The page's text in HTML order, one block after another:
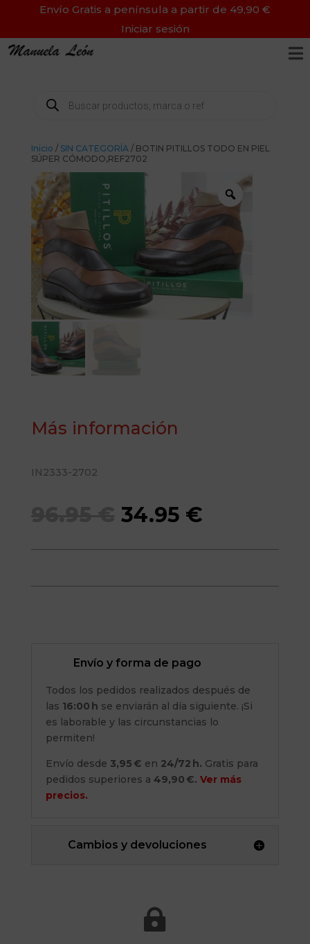
Envío Gratis a península a partir de 49,90 €
Iniciar sesión

Búsqueda
productos
Inicio / SIN CATEGORÍA / BOTIN PITILLOS TODO EN PIEL
SÚPER CÓMODO,REF2702
Más información
IN2333-2702
El
era:
34.95 €El
es:
Envío y forma de pago
Todos los pedidos realizados después de
las 16:00 h se enviarán al día siguiente. ¡Si
es laborable y las circunstancias lo
permiten!
Envío desde 3,95 € en 24/72 h. Gratis para
pedidos superiores a 49,90 €. Ver más
precios.
Cambios y devoluciones
